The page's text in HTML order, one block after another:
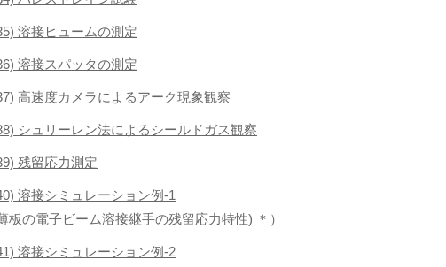
溶接ヒュームの測定
溶接スパッタの測定
高速度カメラによるアーク現象観察
シュリーレン法によるシールドガス観察
残留応力測定
溶接シミュレーション例-1
板の電子ビーム溶接継手の残留応力特性) ＊）
溶接シミュレーション例-2